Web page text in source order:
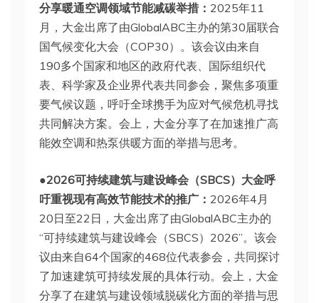
分享暖通空调领域节能减碳举措： 2025年11
月，大金出席了由GlobalABC主办的第30届联合
国气候变化大会（COP30）。该会议由来自
190多个国家和地区的政府代表、国际组织代
表、科学家及企业界代表共同参会，聚焦多项重
要气候议题，呼吁全球携手为应对气候危机寻找
共同解决方案。会上，大金分享了在加速推广高
能效空调和热泵供暖方面的举措与思考。
●2026可持续建筑与建设峰会（SBCS）大金呼
吁重视现有高效节能技术的推广 ： 2026年4月
20日至22日，大金出席了由GlobalABC主办的
“可持续建筑与建设峰会（SBCS）2026”。该会
议由来自64个国家的468位代表参会，共同探讨
了加速建筑可持续发展的具体行动。会上，大金
分享了在建筑与建设领域脱碳化方面的举措与思